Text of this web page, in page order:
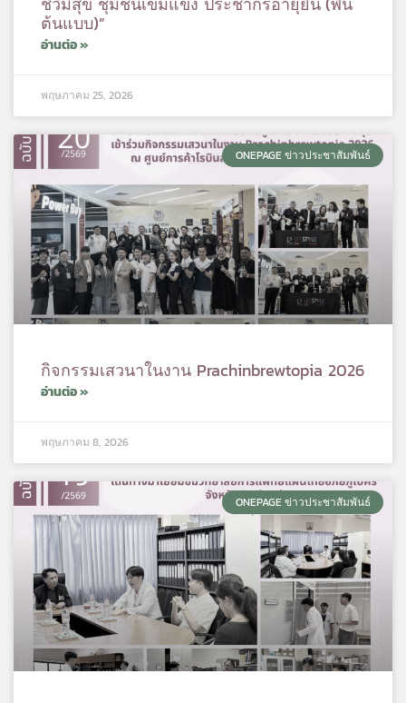
ต้นแบบ)”
อ่านต่อ »
พฤษภาคม 25, 2026
ONEPAGE ข่าวประชาสัมพันธ์
กิจกรรมเสวนาในงาน Prachinbrewtopia 2026
อ่านต่อ »
พฤษภาคม 8, 2026
ONEPAGE ข่าวประชาสัมพันธ์